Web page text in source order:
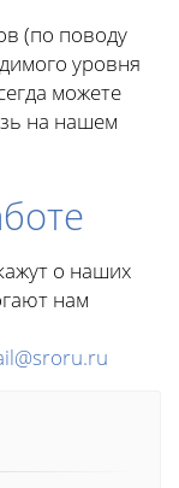
(по поводу
уровня
можете
на нашем
о наших
нам